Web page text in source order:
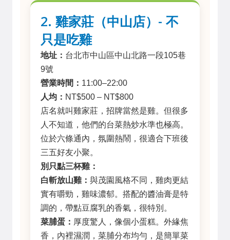
2. 雞家莊（中山店）- 不
只是吃雞
地址： 台北市中山區中山北路一段105巷
9號
營業時間： 11:00–22:00
人均： NT$500 – NT$800
店名就叫雞家莊，招牌當然是雞。但很多
人不知道，他們的台菜熱炒水準也極高。
位於六條通內，氛圍熱鬧，很適合下班後
三五好友小聚。
別只點三杯雞：
白斬放山雞： 與茂園風格不同，雞肉更結
實有嚼勁，雞味濃郁。搭配的醬油膏是特
調的，帶點豆腐乳的香氣，很特別。
菜脯蛋： 厚度驚人，像個小蛋糕。外緣焦
香，內裡濕潤，菜脯分布均勻，是簡單菜